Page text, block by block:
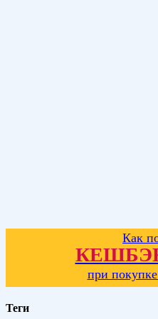
Как
при
Теги